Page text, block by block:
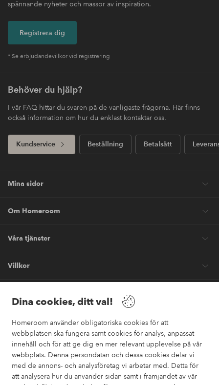
Dina cookies, ditt val!
Homeroom använder obligatoriska cookies för att
webbplatsen ska fungera samt cookies för analys, anpassat
innehåll och för att ge dig en mer relevant upplevelse på vår
webbplats. Denna persondatan och dessa cookies delar vi
med de annons- och analysföretag vi arbetar med. Detta för
att analysera hur du använder sidan samt i främjandet av vår
spännande nyheter och massor av inspiration.
Registrera dig
* Se erbjudandevillkor vid registrering
Behöver du hjälp?
I vår FAQ hittar du svaren på de vanligaste frågorna. Här finns
också information om hur du enklast kontaktar oss.
Kundservice Beställning Betalsätt
Mina sidor
Om Homeroom
Våra tjänster
Villkor
Säkra betalningar
Vill du veta mer om våra betalalternativ ?